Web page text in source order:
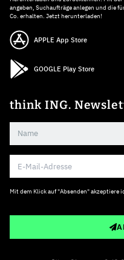
angeben, Suchaufträge anlegen und die
Co. erhalten. Jetzt herunterladen!
APPLE App Store
GOOGLE Play Store
think ING.
Mit dem Klick auf "Absenden" akzeptiere